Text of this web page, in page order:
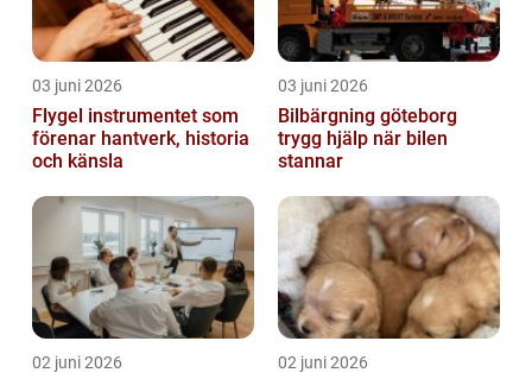
03 juni 2026
Flygel instrumentet som
förenar hantverk, historia
och känsla
03 juni 2026
Bilbärgning göteborg
trygg hjälp när bilen
stannar
02 juni 2026 02 juni 2026